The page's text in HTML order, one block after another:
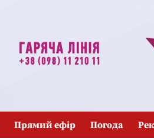
Прямий ефір Погода